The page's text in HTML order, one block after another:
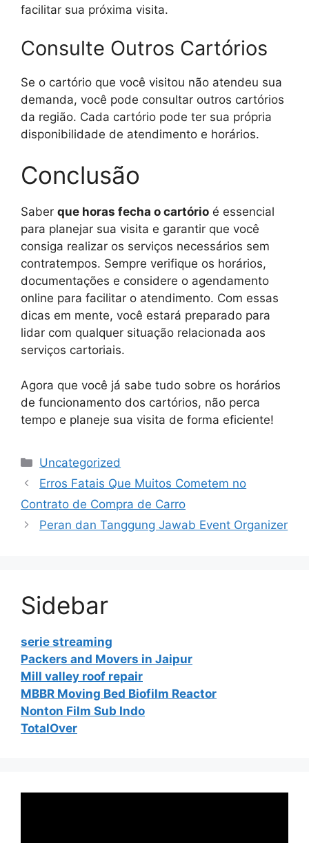
facilitar sua próxima visita.
Consulte Outros Cartórios
Se o cartório que você visitou não atendeu sua
demanda, você pode consultar outros cartórios
da região. Cada cartório pode ter sua própria
disponibilidade de atendimento e horários.
Conclusão
Saber que horas fecha o cartório é essencial
para planejar sua visita e garantir que você
consiga realizar os serviços necessários sem
contratempos. Sempre verifique os horários,
documentações e considere o agendamento
online para facilitar o atendimento. Com essas
dicas em mente, você estará preparado para
lidar com qualquer situação relacionada aos
serviços cartoriais.
Agora que você já sabe tudo sobre os horários
de funcionamento dos cartórios, não perca
tempo e planeje sua visita de forma eficiente!
Categories
Uncategorized
Erros Fatais Que Muitos Cometem no
Contrato de Compra de Carro
Peran dan Tanggung Jawab Event Organizer
Sidebar
serie streaming
Packers and Movers in Jaipur
Mill valley roof repair
MBBR Moving Bed Biofilm Reactor
Nonton Film Sub Indo
TotalOver